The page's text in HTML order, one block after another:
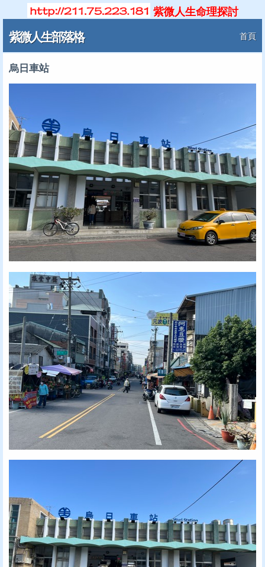
紫微人生命理探討
紫微人生部落格 首頁
烏日車站